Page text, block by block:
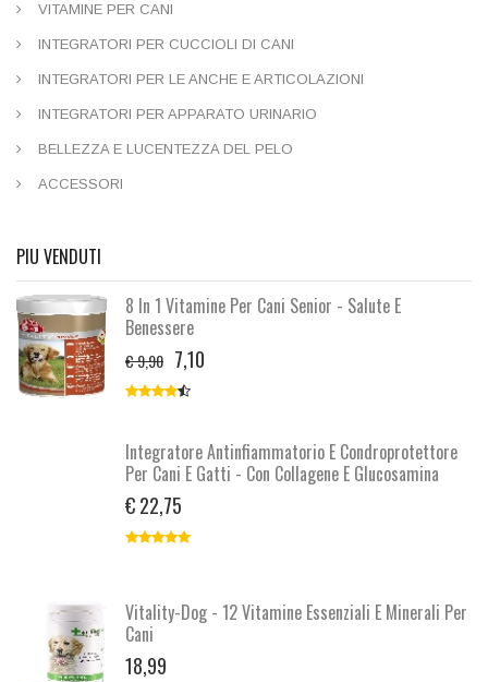
VITAMINE PER CANI
INTEGRATORI PER CUCCIOLI DI CANI
INTEGRATORI PER LE ANCHE E ARTICOLAZIONI
INTEGRATORI PER APPARATO URINARIO
BELLEZZA E LUCENTEZZA DEL PELO
ACCESSORI
PIU VENDUTI
8 In 1 Vitamine Per Cani Senior - Salute E
Benessere
€ 9,90 7,10
Integratore Antinfiammatorio E Condroprotettore
Per Cani E Gatti - Con Collagene E Glucosamina
€ 22,75
Vitality-Dog - 12 Vitamine Essenziali E Minerali Per
Cani
18,99